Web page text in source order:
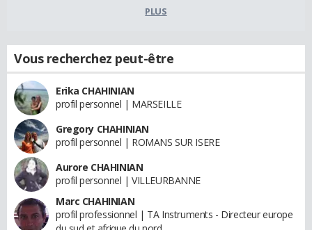
PLUS
Vous recherchez peut-être
Erika CHAHINIAN
profil personnel | MARSEILLE
Gregory CHAHINIAN
profil personnel | ROMANS SUR ISERE
Aurore CHAHINIAN
profil personnel | VILLEURBANNE
Marc CHAHINIAN
profil professionnel | TA Instruments - Directeur europe